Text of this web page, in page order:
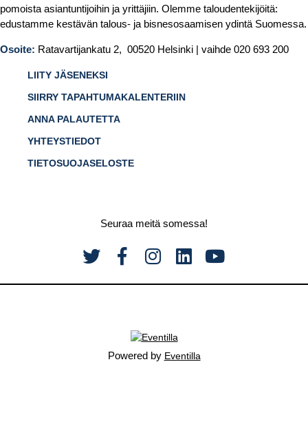
pomoista asiantuntijoihin ja yrittäjiin. Olemme taloudentekijöitä:
edustamme kestävän talous- ja bisnesosaamisen ydintä Suomessa.
Osoite: Ratavartijankatu 2, 00520 Helsinki | vaihde 020 693 200
LIITY JÄSENEKSI
SIIRRY TAPAHTUMAKALENTERIIN
ANNA PALAUTETTA
YHTEYSTIEDOT
TIETOSUOJASELOSTE
Seuraa meitä somessa!
Powered by Eventilla